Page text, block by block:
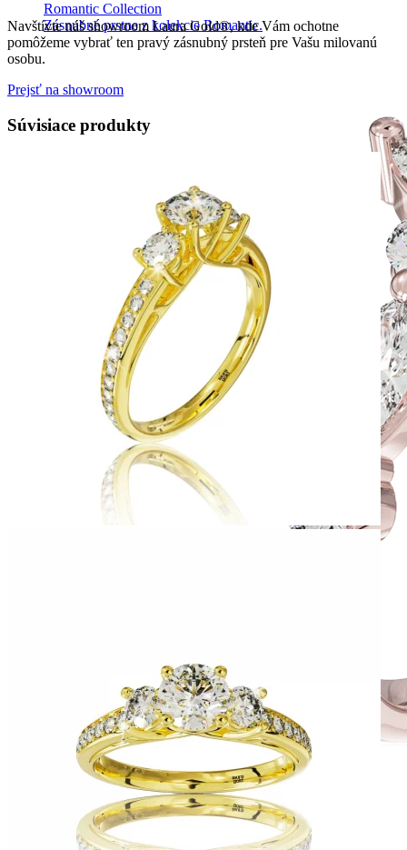
Romantic Collection
Zásnubné prstne z kolekcie Romantic.
Navštívte náš showroom Laura Gold®, kde Vám ochotne
pomôžeme vybrať ten pravý zásnubný prsteň pre Vašu milovanú
osobu.
Prejsť na showroom
Súvisiace produkty